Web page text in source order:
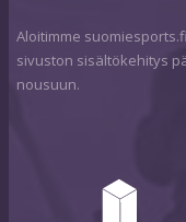
Aloitimme
sivuston sisältökehitys
nousuun.